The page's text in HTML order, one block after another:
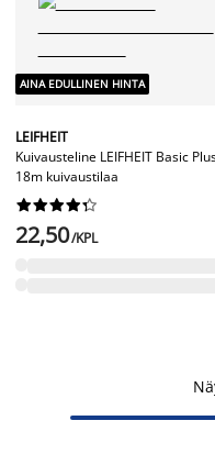
AINA EDULLINEN HINTA
LEIFHEIT
Kuivausteline LEIFHEIT Basic
18m kuivaustilaa






22,50/KPL